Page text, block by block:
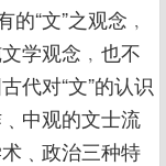
“文”之观念﹐
学观念﹐也不
代对“文”的认识
中观的文士流
﹑政治三种特